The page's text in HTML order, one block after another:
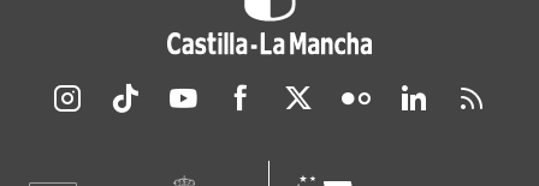
Redes sociales JCCM